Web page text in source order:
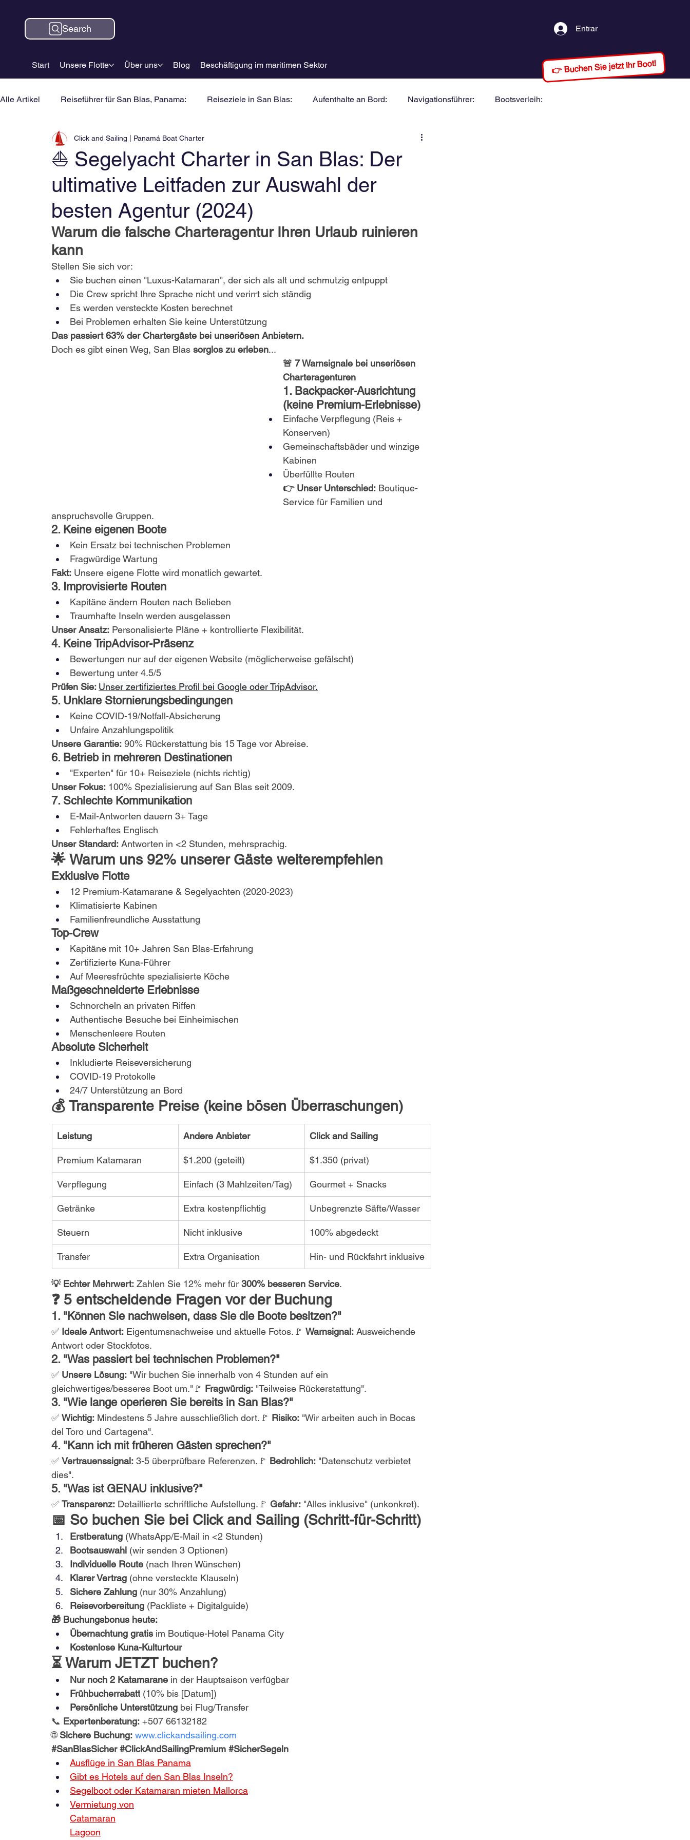
Start Unsere Flotte Über uns Blog Beschäftigung im maritimen Sektor
Search Entrar
👉 Buchen Sie jetzt Ihr Boot!
Alle Artikel Reiseführer für San Blas, Panama: Reiseziele in San Blas: Aufenthalte an Bord: Navigationsführer: Bootsverleih:
⛵ Segelyacht Charter in San Blas: Der
ultimative Leitfaden zur Auswahl der
besten Agentur (2024)
Click and Sailing | Panamá Boat Charter
Warum die falsche Charteragentur Ihren Urlaub ruinieren
kann
Stellen Sie sich vor:
Sie buchen einen "Luxus-Katamaran", der sich als alt und schmutzig entpuppt
Die Crew spricht Ihre Sprache nicht und verirrt sich ständig
Es werden versteckte Kosten berechnet
Bei Problemen erhalten Sie keine Unterstützung
Das passiert 63% der Chartergäste bei unseriösen Anbietern.
Doch es gibt einen Weg, San Blas sorglos zu erleben...
🚨 7 Warnsignale bei unseriösen
Charteragenturen
1. Backpacker-Ausrichtung
(keine Premium-Erlebnisse)
Einfache Verpflegung (Reis +
Konserven)
Gemeinschaftsbäder und winzige
Kabinen
Überfüllte Routen
👉 Unser Unterschied: Boutique-
Service für Familien und
anspruchsvolle Gruppen.
2. Keine eigenen Boote
Kein Ersatz bei technischen Problemen
Fragwürdige Wartung
Fakt: Unsere eigene Flotte wird monatlich gewartet.
3. Improvisierte Routen
Kapitäne ändern Routen nach Belieben
Traumhafte Inseln werden ausgelassen
Unser Ansatz: Personalisierte Pläne + kontrollierte Flexibilität.
4. Keine TripAdvisor-Präsenz
Bewertungen nur auf der eigenen Website (möglicherweise gefälscht)
Bewertung unter 4.5/5
Prüfen Sie: Unser zertifiziertes Profil bei Google oder TripAdvisor.
5. Unklare Stornierungsbedingungen
Keine COVID-19/Notfall-Absicherung
Unfaire Anzahlungspolitik
Unsere Garantie: 90% Rückerstattung bis 15 Tage vor Abreise.
6. Betrieb in mehreren Destinationen
"Experten" für 10+ Reiseziele (nichts richtig)
Unser Fokus: 100% Spezialisierung auf San Blas seit 2009.
7. Schlechte Kommunikation
E-Mail-Antworten dauern 3+ Tage
Fehlerhaftes Englisch
Unser Standard: Antworten in <2 Stunden, mehrsprachig.
🌟 Warum uns 92% unserer Gäste weiterempfehlen
Exklusive Flotte
12 Premium-Katamarane & Segelyachten (2020-2023)
Klimatisierte Kabinen
Familienfreundliche Ausstattung
Top-Crew
Kapitäne mit 10+ Jahren San Blas-Erfahrung
Zertifizierte Kuna-Führer
Auf Meeresfrüchte spezialisierte Köche
Maßgeschneiderte Erlebnisse
Schnorcheln an privaten Riffen
Authentische Besuche bei Einheimischen
Menschenleere Routen
Absolute Sicherheit
Inkludierte Reiseversicherung
COVID-19 Protokolle
24/7 Unterstützung an Bord
💰 Transparente Preise (keine bösen Überraschungen)
Leistung Andere Anbieter Click and Sailing
Premium Katamaran $1.200 (geteilt) $1.350 (privat)
Verpflegung Einfach (3 Mahlzeiten/Tag) Gourmet + Snacks
Getränke Extra kostenpflichtig Unbegrenzte Säfte/Wasser
Steuern Nicht inklusive 100% abgedeckt
Transfer Extra Organisation Hin- und Rückfahrt inklusive
💡 Echter Mehrwert: Zahlen Sie 12% mehr für 300% besseren Service.
❓ 5 entscheidende Fragen vor der Buchung
1. "Können Sie nachweisen, dass Sie die Boote besitzen?"
✅ Ideale Antwort: Eigentumsnachweise und aktuelle Fotos.🚩 Warnsignal: Ausweichende
Antwort oder Stockfotos.
2. "Was passiert bei technischen Problemen?"
✅ Unsere Lösung: "Wir buchen Sie innerhalb von 4 Stunden auf ein
gleichwertiges/besseres Boot um."🚩 Fragwürdig: "Teilweise Rückerstattung".
3. "Wie lange operieren Sie bereits in San Blas?"
✅ Wichtig: Mindestens 5 Jahre ausschließlich dort.🚩 Risiko: "Wir arbeiten auch in Bocas
del Toro und Cartagena".
4. "Kann ich mit früheren Gästen sprechen?"
✅ Vertrauenssignal: 3-5 überprüfbare Referenzen.🚩 Bedrohlich: "Datenschutz verbietet
dies".
5. "Was ist GENAU inklusive?"
✅ Transparenz: Detaillierte schriftliche Aufstellung.🚩 Gefahr: "Alles inklusive" (unkonkret).
📅 So buchen Sie bei Click and Sailing (Schritt-für-Schritt)
Erstberatung (WhatsApp/E-Mail in <2 Stunden)
Bootsauswahl (wir senden 3 Optionen)
Individuelle Route (nach Ihren Wünschen)
Klarer Vertrag (ohne versteckte Klauseln)
Sichere Zahlung (nur 30% Anzahlung)
Reisevorbereitung (Packliste + Digitalguide)
🎁 Buchungsbonus heute:
Übernachtung gratis im Boutique-Hotel Panama City
Kostenlose Kuna-Kulturtour
⏳ Warum JETZT buchen?
Nur noch 2 Katamarane in der Hauptsaison verfügbar
Frühbucherrabatt (10% bis [Datum])
Persönliche Unterstützung bei Flug/Transfer
📞 Expertenberatung: +507 66132182
🌐 Sichere Buchung: www.clickandsailing.com
#SanBlasSicher #ClickAndSailingPremium #SicherSegeln
Ausflüge in San Blas Panama
Gibt es Hotels auf den San Blas Inseln?
Segelboot oder Katamaran mieten Mallorca
Vermietung von
Catamaran
Lagoon